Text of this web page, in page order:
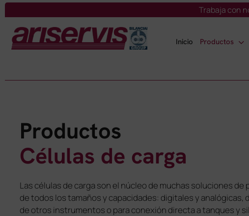
Saltar
al
contenido
Trabaja con
Inicio Productos
Productos
Células de carga
Las células de carga son el núcleo de muchas soluciones
de todos los tamaños y capacidades: digitales y
de otros instrumentos o para conexión directa a tanques y